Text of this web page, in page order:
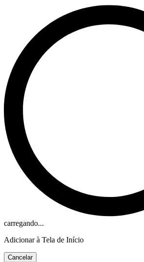
carregando...
Adicionar à Tela de Início
Cancelar